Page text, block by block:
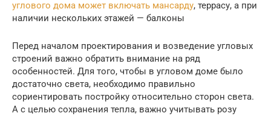
углового дома может включать мансарду, террасу, а при
наличии нескольких этажей — балконы
Перед началом проектирования и возведение угловых
строений важно обратить внимание на ряд
особенностей. Для того, чтобы в угловом доме было
достаточно света, необходимо правильно
сориентировать постройку относительно сторон света.
А с целью сохранения тепла, важно учитывать розу